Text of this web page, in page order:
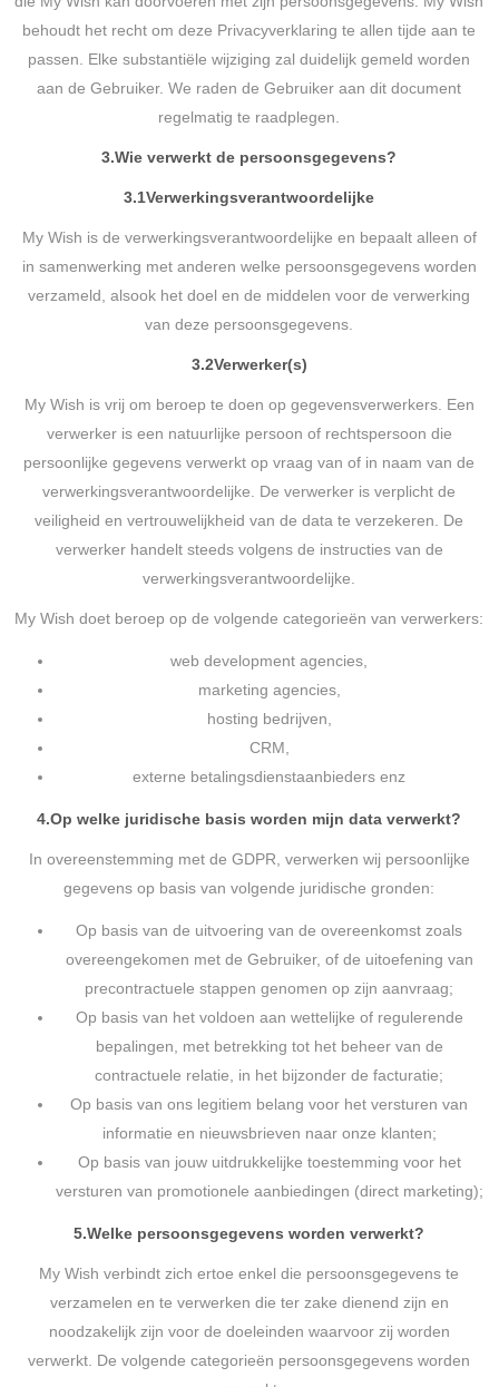
behoudt het recht om deze Privacyverklaring te allen tijde aan te
passen. Elke substantiële wijziging zal duidelijk gemeld worden
aan de Gebruiker. We raden de Gebruiker aan dit document
regelmatig te raadplegen.
3.Wie verwerkt de persoonsgegevens?
3.1Verwerkingsverantwoordelijke
My Wish is de verwerkingsverantwoordelijke en bepaalt alleen of
in samenwerking met anderen welke persoonsgegevens worden
verzameld, alsook het doel en de middelen voor de verwerking
van deze persoonsgegevens.
3.2Verwerker(s)
My Wish is vrij om beroep te doen op gegevensverwerkers. Een
verwerker is een natuurlijke persoon of rechtspersoon die
persoonlijke gegevens verwerkt op vraag van of in naam van de
verwerkingsverantwoordelijke. De verwerker is verplicht de
veiligheid en vertrouwelijkheid van de data te verzekeren. De
verwerker handelt steeds volgens de instructies van de
verwerkingsverantwoordelijke.
My Wish doet beroep op de volgende categorieën van verwerkers:
web development agencies,
marketing agencies,
hosting bedrijven,
CRM,
externe betalingsdienstaanbieders enz
4.Op welke juridische basis worden mijn data verwerkt?
In overeenstemming met de GDPR, verwerken wij persoonlijke
gegevens op basis van volgende juridische gronden:
Op basis van de uitvoering van de overeenkomst zoals
overeengekomen met de Gebruiker, of de uitoefening van
precontractuele stappen genomen op zijn aanvraag;
Op basis van het voldoen aan wettelijke of regulerende
bepalingen, met betrekking tot het beheer van de
contractuele relatie, in het bijzonder de facturatie;
Op basis van ons legitiem belang voor het versturen van
informatie en nieuwsbrieven naar onze klanten;
Op basis van jouw uitdrukkelijke toestemming voor het
versturen van promotionele aanbiedingen (direct marketing);
5.Welke persoonsgegevens worden verwerkt?
My Wish verbindt zich ertoe enkel die persoonsgegevens te
verzamelen en te verwerken die ter zake dienend zijn en
noodzakelijk zijn voor de doeleinden waarvoor zij worden
verwerkt. De volgende categorieën persoonsgegevens worden